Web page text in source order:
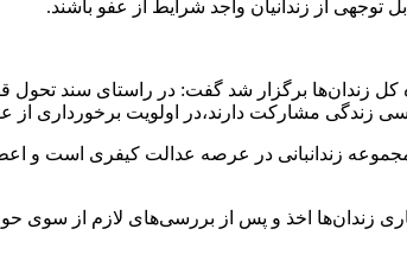
از زندانیان واجد شرایط از عفو باشند.
زندان‌ها برگزار شد گفت: در راستای سند تحول
زندگی مشارکت دارند،در اولویت برخورداری از
زندانبانی در عرصه عدالت کیفری است و
زندان‌ها اخذ و پس از بررسی‌های لازم از سوی